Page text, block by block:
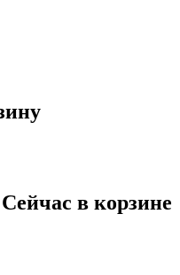
Сейчас в корзине